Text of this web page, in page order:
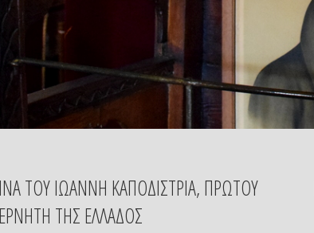
ΤΟΥ ΙΩΑΝΝΗ ΚΑΠΟΔΙΣΤΡΙΑ, ΠΡΩΤΟΥ
ΤΗΣ ΕΛΛΑΔΟΣ